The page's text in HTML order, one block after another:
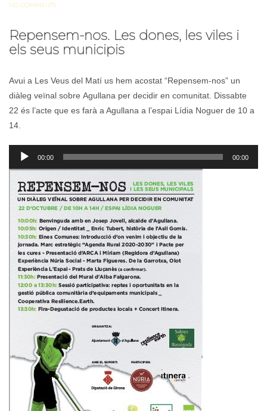
NO COMMENTS
Repensem-nos. Les dones, les viles i
els seus municipis
Avui a Les Veus del Matí us hem acostat “Repensem-nos” un
diàleg veïnal sobre Agullana per decidir en comunitat. Dissabte
22 és l’acte que es farà a Agullana a l’espai Lídia Noguer de 10 a
14.
Reproductor
d'àudio
00:00 00:00